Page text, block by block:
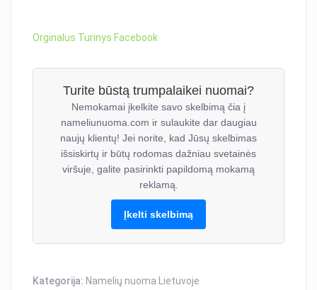
Orginalus Turinys Facebook
Turite būstą trumpalaikei nuomai?
Nemokamai įkelkite savo skelbimą čia į
nameliunuoma.com ir sulaukite dar daugiau
naujų klientų! Jei norite, kad Jūsų skelbimas
išsiskirtų ir būtų rodomas dažniau svetainės
viršuje, galite pasirinkti papildomą mokamą
reklamą.
Įkelti skelbimą
Kategorija: Namelių nuoma Lietuvoje